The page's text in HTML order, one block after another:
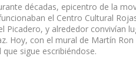
décadas, epicentro de la
el Centro Cultural
Picadero, y alrededor convivían
Hoy, con el mural de Martín
sigue escribiéndose.